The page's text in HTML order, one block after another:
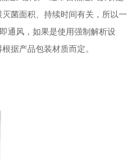
菌面积、持续时间有关，所以一
通风，如果是使用强制解析设
据产品包装材质而定。